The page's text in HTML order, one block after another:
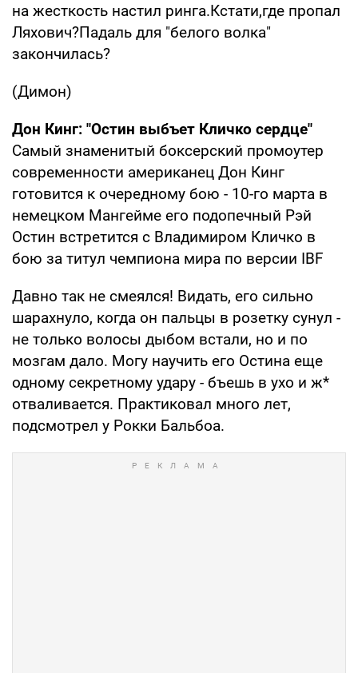
на жесткость настил ринга.Кстати,где пропал
Ляхович?Падаль для "белого волка"
закончилась?
(Димон)
Дон Кинг: "Остин выбъет Кличко сердце"
Самый знаменитый боксерский промоутер
современности американец Дон Кинг
готовится к очередному бою - 10-го марта в
немецком Мангейме его подопечный Рэй
Остин встретится с Владимиром Кличко в
бою за титул чемпиона мира по версии IBF
Давно так не смеялся! Видать, его сильно
шарахнуло, когда он пальцы в розетку сунул -
не только волосы дыбом встали, но и по
мозгам дало. Могу научить его Остина еще
одному секретному удару - бъешь в ухо и ж*
отваливается. Практиковал много лет,
подсмотрел у Рокки Бальбоа.